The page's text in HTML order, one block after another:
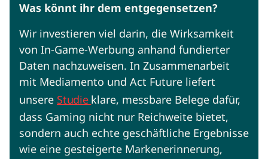
Was könnt ihr dem entgegensetzen?
Wir investieren viel darin, die Wirksamkeit
von In-Game-Werbung anhand fundierter
Daten nachzuweisen. In Zusammenarbeit
mit Mediamento und Act Future liefert
unsere Studie klare, messbare Belege dafür,
dass Gaming nicht nur Reichweite bietet,
sondern auch echte geschäftliche Ergebnisse
wie eine gesteigerte Markenerinnerung,